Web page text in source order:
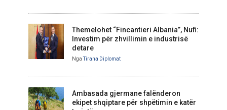
Themelohet “Fincantieri Albania”, Nufi:
Investim për zhvillimin e industrisë
detare
Nga Tirana Diplomat
Ambasada gjermane falënderon
ekipet shqiptare për shpëtimin e katër